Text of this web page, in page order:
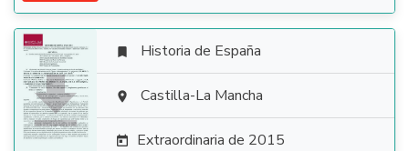

 Historia de España
 Castilla-La Mancha
 Extraordinaria de 2015